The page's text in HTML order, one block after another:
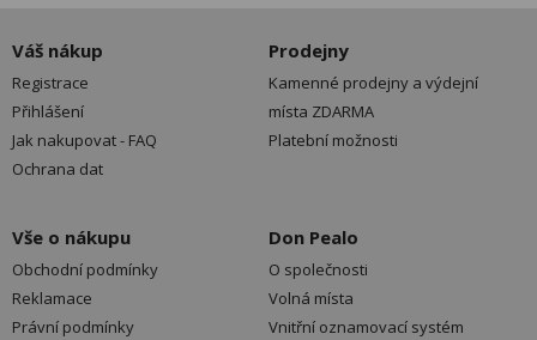
Váš nákup
Registrace
Přihlášení
Jak nakupovat - FAQ
Ochrana dat
Prodejny
Kamenné prodejny a výdejní
místa ZDARMA
Platební možnosti
Vše o nákupu
Obchodní podmínky
Reklamace
Právní podmínky
Don Pealo
O společnosti
Volná místa
Vnitřní oznamovací systém